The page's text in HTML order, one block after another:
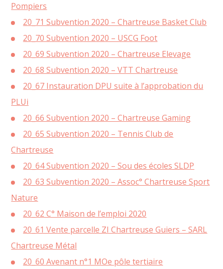
Pompiers
20_71 Subvention 2020 – Chartreuse Basket Club
20_70 Subvention 2020 – USCG Foot
20_69 Subvention 2020 – Chartreuse Elevage
20_68 Subvention 2020 – VTT Chartreuse
20_67 Instauration DPU suite à l’approbation du
PLUi
20_66 Subvention 2020 – Chartreuse Gaming
20_65 Subvention 2020 – Tennis Club de
Chartreuse
20_64 Subvention 2020 – Sou des écoles SLDP
20_63 Subvention 2020 – Assoc° Chartreuse Sport
Nature
20_62 C° Maison de l’emploi 2020
20_61 Vente parcelle ZI Chartreuse Guiers – SARL
Chartreuse Métal
20_60 Avenant n°1 MOe pôle tertiaire